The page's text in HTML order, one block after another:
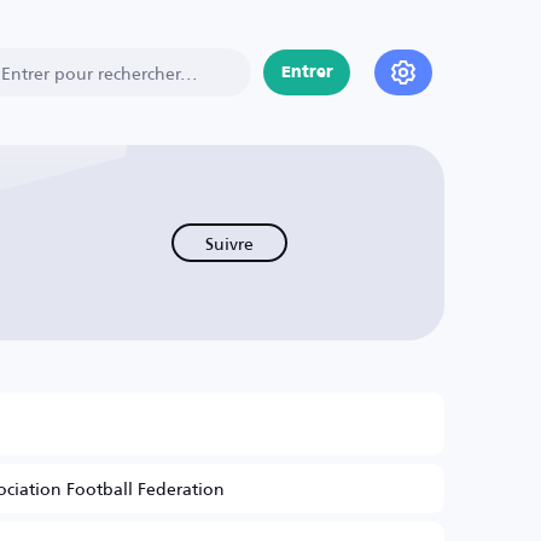
Entrer
Suivre
Football Federation